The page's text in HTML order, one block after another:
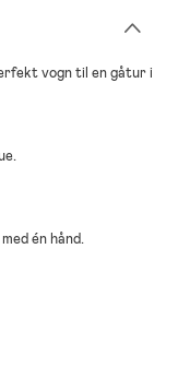
vogn til en gåtur i
én hånd.